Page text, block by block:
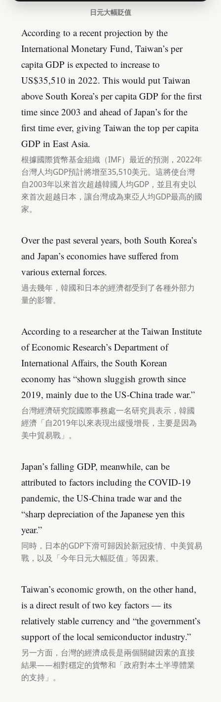
日元大幅貶值
According to a recent projection by the
International Monetary Fund, Taiwan’s per
capita GDP is expected to increase to
US$35,510 in 2022. This would put Taiwan
above South Korea’s per capita GDP for the first
time since 2003 and ahead of Japan’s for the
first time ever, giving Taiwan the top per capita
GDP in East Asia.
根據國際貨幣基金組織（IMF）最近的預測，2022年
台灣人均GDP預計將增至35,510美元。這將使台灣
自2003年以來首次超越韓國人均GDP，並且有史以
來首次超越日本，讓台灣成為東亞人均GDP最高的國
家。
Over the past several years, both South Korea’s
and Japan’s economies have suffered from
various external forces.
過去幾年，韓國和日本的經濟都受到了各種外部力
量的影響。
According to a researcher at the Taiwan Institute
of Economic Research’s Department of
International Affairs, the South Korean
economy has “shown sluggish growth since
2019, mainly due to the US-China trade war.”
台灣經濟研究院國際事務處一名研究員表示，韓國
經濟「自2019年以來表現出緩慢增長，主要是因為
美中貿易戰」。
Japan’s falling GDP, meanwhile, can be
attributed to factors including the COVID-19
pandemic, the US-China trade war and the
“sharp depreciation of the Japanese yen this
year.”
同時，日本的GDP下滑可歸因於新冠疫情、中美貿易
戰，以及「今年日元大幅貶值」等因素。
Taiwan’s economic growth, on the other hand,
is a direct result of two key factors — its
relatively stable currency and “the government’s
support of the local semiconductor industry.”
另一方面，台灣的經濟成長是兩個關鍵因素的直接
結果——相對穩定的貨幣和「政府對本土半導體業
的支持」。